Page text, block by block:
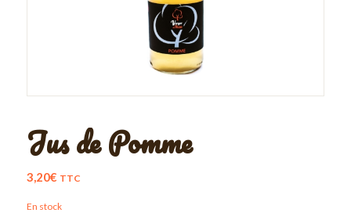
Jus de Pomme
3,20€ TTC
En stock